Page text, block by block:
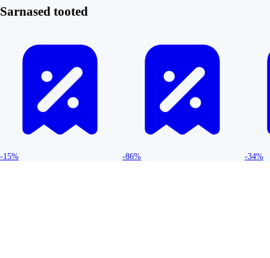
Sarnased tooted
-15% -86% -34%